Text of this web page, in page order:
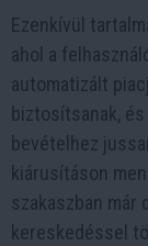
Ezenkívül
ahol a
automatizált
biztosítsanak,
bevételhez
kiárusításon
szakaszban már
kereskedéssel